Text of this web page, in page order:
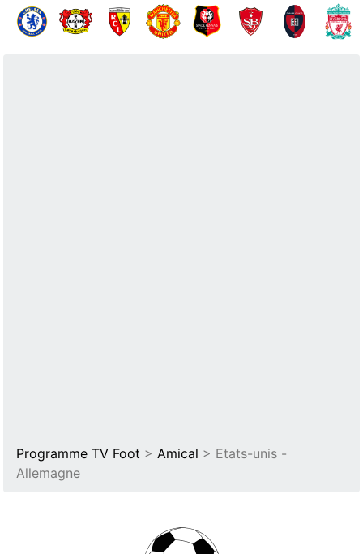
Programme TV Foot > Amical > Etats-unis -
Allemagne